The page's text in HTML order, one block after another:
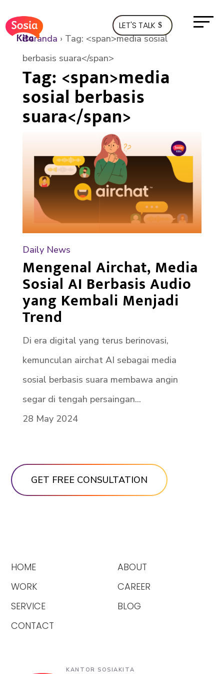
LET'S TALK
Beranda › Tag: <span>media sosial
berbasis suara</span>
Tag: <span>media
sosial berbasis
suara</span>
Daily News
Mengenal Airchat, Media
Sosial AI Berbasis Audio
yang Kembali Menjadi
Trend
Di era digital yang terus berinovasi,
kemunculan airchat AI sebagai media
sosial berbasis suara membawa angin
segar di tengah persaingan...
28 May 2024
HOME
WORK
SERVICE
CONTACT
ABOUT
CAREER
BLOG
KANTOR SOSIAKITA